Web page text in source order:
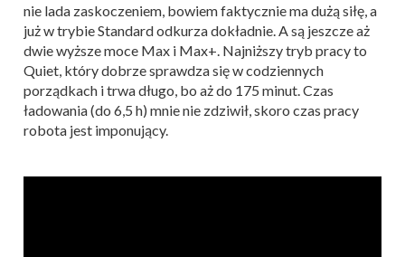
nie lada zaskoczeniem, bowiem faktycznie ma dużą siłę, a
już w trybie Standard odkurza dokładnie. A są jeszcze aż
dwie wyższe moce Max i Max+. Najniższy tryb pracy to
Quiet, który dobrze sprawdza się w codziennych
porządkach i trwa długo, bo aż do 175 minut. Czas
ładowania (do 6,5 h) mnie nie zdziwił, skoro czas pracy
robota jest imponujący.